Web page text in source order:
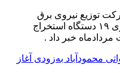
توزیع نیروی برق
مازندران از شناسایی و جمع‌آوری ۱۹ دستگاه استخراج
خبر داد .